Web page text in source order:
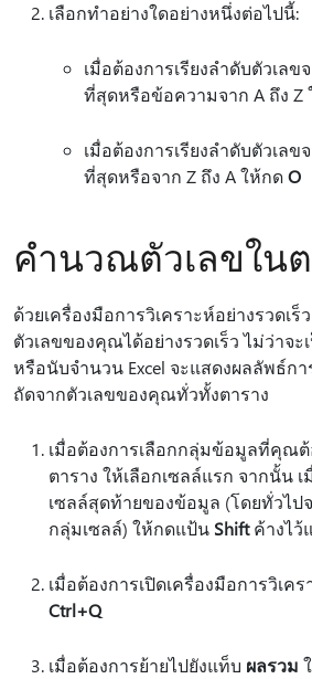
เลือกทำอย่างใดอย่างหนึ่งต่อไปนี้:
เมื่อต้องการเรียงลําดับตัวเล
ที่สุดหรือข้อความจาก A ถึง Z
เมื่อต้องการเรียงลําดับตัวเล
ที่สุดหรือจาก Z ถึง A ให้กดO
คำนวณตัวเลขใน
ด้วยเครื่องมือการวิเคราะห์อย่างรวด
ตัวเลขของคุณได้อย่างรวดเร็ว ไม่ว่าจะ
หรือนับจํานวน Excel จะแสดงผลลัพธ์ก
ถัดจากตัวเลขของคุณทั่วทั้งตาราง
เมื่อต้องการเลือกกลุ่มข้อมูลที่คุณ
ตาราง ให้เลือกเซลล์แรก จากนั้น
เซลล์สุดท้ายของข้อมูล (โดยทั่วไป
กลุ่มเซลล์) ให้กดแป้น Shiftค้างไว้
เมื่อต้องการเปิดเครื่องมือการวิเค
Ctrl+Q
เมื่อต้องการย้ายไปยังแท็บ ผลรวม